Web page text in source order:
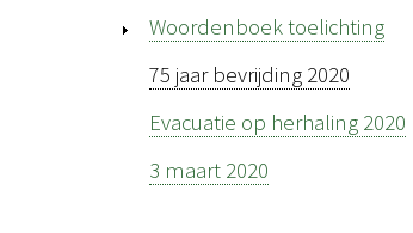
Woordenboek toelichting
75 jaar bevrijding 2020
Evacuatie op herhaling 2020
3 maart 2020